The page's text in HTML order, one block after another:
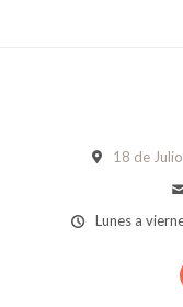
18 de
Lunes a